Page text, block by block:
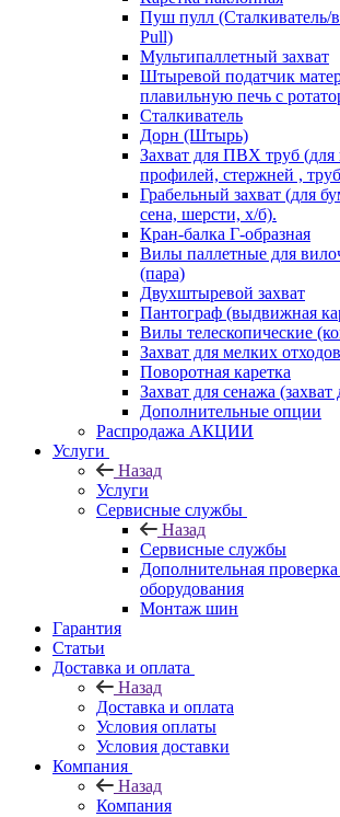
Пуш пулл (Сталкиватель/
Pull)
Мультипаллетный захват
Штыревой податчик
плавильную печь с
Сталкиватель
Дорн (Штырь)
Захват для ПВХ труб (для
профилей, стержней ,
Грабельный захват (для
сена, шерсти, х/б).
Кран-балка Г-образная
Вилы паллетные для
(пара)
Двухштыревой захват
Пантограф (выдвижная
Вилы телескопические
Захват для мелких
Поворотная каретка
Захват для сенажа
Дополнительные опции
Распродажа АКЦИИ
Услуги
Назад
Услуги
Сервисные службы
Назад
Сервисные службы
Дополнительная
оборудования
Монтаж шин
Гарантия
Статьи
Доставка и оплата
Назад
Доставка и оплата
Условия оплаты
Условия доставки
Компания
Назад
Компания